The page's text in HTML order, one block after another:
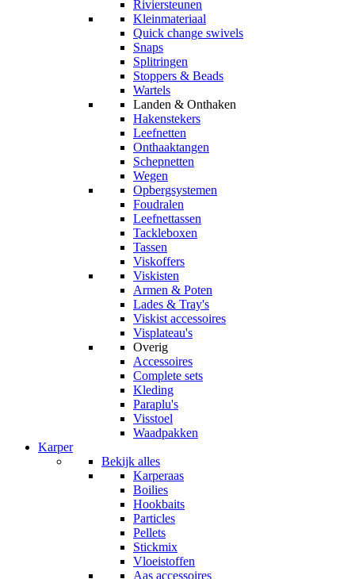
Riviersteunen
Kleinmateriaal
Quick change swivels
Snaps
Splitringen
Stoppers & Beads
Wartels
Landen & Onthaken
Hakenstekers
Leefnetten
Onthaaktangen
Schepnetten
Wegen
Opbergsystemen
Foudralen
Leefnettassen
Tackleboxen
Tassen
Viskoffers
Viskisten
Armen & Poten
Lades & Tray's
Viskist accessoires
Visplateau's
Overig
Accessoires
Complete sets
Kleding
Paraplu's
Visstoel
Waadpakken
Karper
Bekijk alles
Karperaas
Boilies
Hookbaits
Particles
Pellets
Stickmix
Vloeistoffen
Aas accessoires